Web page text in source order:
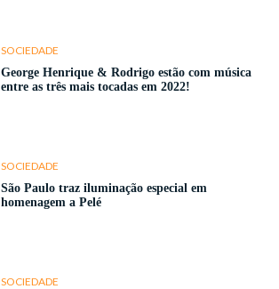
SOCIEDADE
George Henrique & Rodrigo estão com música
entre as três mais tocadas em 2022!
SOCIEDADE
São Paulo traz iluminação especial em
homenagem a Pelé
SOCIEDADE